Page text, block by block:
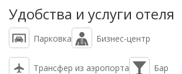
Удобства и услуги отеля
Парковка Бизнес-центр
Трансфер из аэропорта Бар